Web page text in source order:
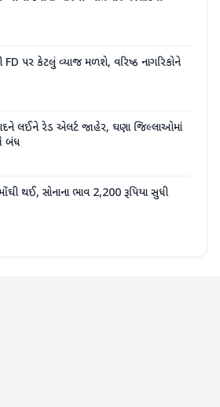
FD પર કેટલું વ્યાજ મળશે, વરિષ્ઠ નાગરિકોને
લઈને રેડ એલર્ટ જાહેર, ઘણા જિલ્લાઓમાં
બંધ
થઈ, સોનાના ભાવ 2,200 રૂપિયા સુધી